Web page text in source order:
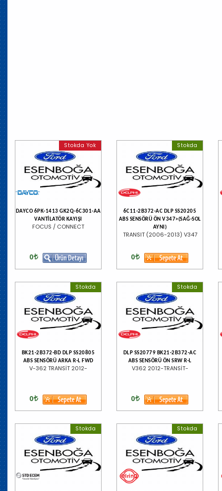
Stokda Yok
DAYCO 6PK-1413 GK2Q-6C301-AA
VANTİLATÖR KAYIŞI
FOCUS / CONNECT
0
Stokda
6C11-2B372-AC DLP SS20205
ABS SENSÖRÜ ÖN V347>(SAĞ-SOL
AYNI)
TRANSIT (2006-2013) V347
0
Stokda
BK21-2B372-BD DLP SS20805
ABS SENSÖRÜ ARKA R-L FWD
V-362 TRANSİT 2012-
0
Stokda
DLP SS20779 BK21-2B372-AC
ABS SENSÖRÜ ÖN SRW R-L
V362 2012-TRANSİT-
0
Stokda Stokda